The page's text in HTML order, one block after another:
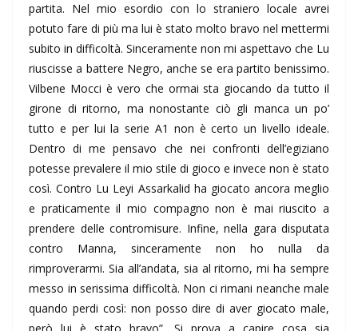
partita. Nel mio esordio con lo straniero locale avrei
potuto fare di più ma lui è stato molto bravo nel mettermi
subito in difficoltà. Sinceramente non mi aspettavo che Lu
riuscisse a battere Negro, anche se era partito benissimo.
Vilbene Mocci è vero che ormai sta giocando da tutto il
girone di ritorno, ma nonostante ciò gli manca un po’
tutto e per lui la serie A1 non è certo un livello ideale.
Dentro di me pensavo che nei confronti dell’egiziano
potesse prevalere il mio stile di gioco e invece non è stato
così. Contro Lu Leyi Assarkalid ha giocato ancora meglio
e praticamente il mio compagno non è mai riuscito a
prendere delle contromisure. Infine, nella gara disputata
contro Manna, sinceramente non ho nulla da
rimproverarmi. Sia all’andata, sia al ritorno, mi ha sempre
messo in serissima difficoltà. Non ci rimani neanche male
quando perdi così: non posso dire di aver giocato male,